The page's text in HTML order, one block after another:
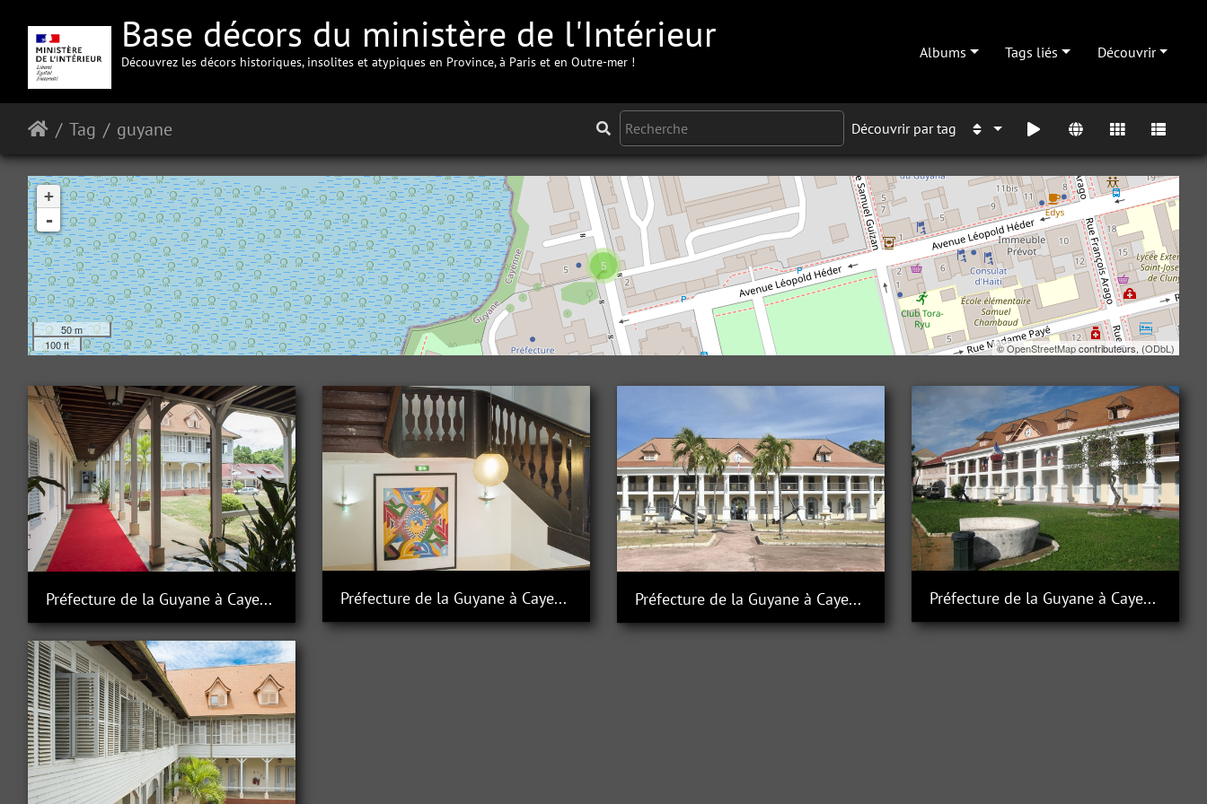
Base décors du ministère de l'Intérieur
Découvrez les décors historiques, insolites et atypiques en Province, à Paris et en Outre-mer !
Albums Tags liés Découvrir
Tag guyane Découvrir par tag
5
+
-
50 m
100 ft
©OpenStreetMapcontributeurs, (ODbL)
Préfecture de la Guyane à Cayenne Préfecture de la Guyane à Cayenne Préfecture de la Guyane à Cayenne Préfecture de la Guyane à Cayenne